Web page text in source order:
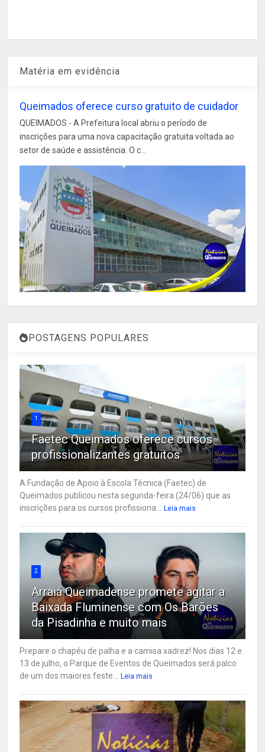
Matéria em evidência
Queimados oferece curso gratuito de cuidador
QUEIMADOS - A Prefeitura local abriu o período de
inscrições para uma nova capacitação gratuita voltada ao
setor de saúde e assistência. O c...
POSTAGENS POPULARES
1
Faetec Queimados oferece cursos
profissionalizantes gratuitos
A Fundação de Apoio à Escola Técnica (Faetec) de
Queimados publicou nesta segunda-feira (24/06) que as
inscrições para os cursos profissiona...
Leia mais
2
Arraiá Queimadense promete agitar a
Baixada Fluminense com Os Barões
da Pisadinha e muito mais
Prepare o chapéu de palha e a camisa xadrez! Nos dias 12 e
13 de julho, o Parque de Eventos de Queimados será palco
de um dos maiores feste...
Leia mais